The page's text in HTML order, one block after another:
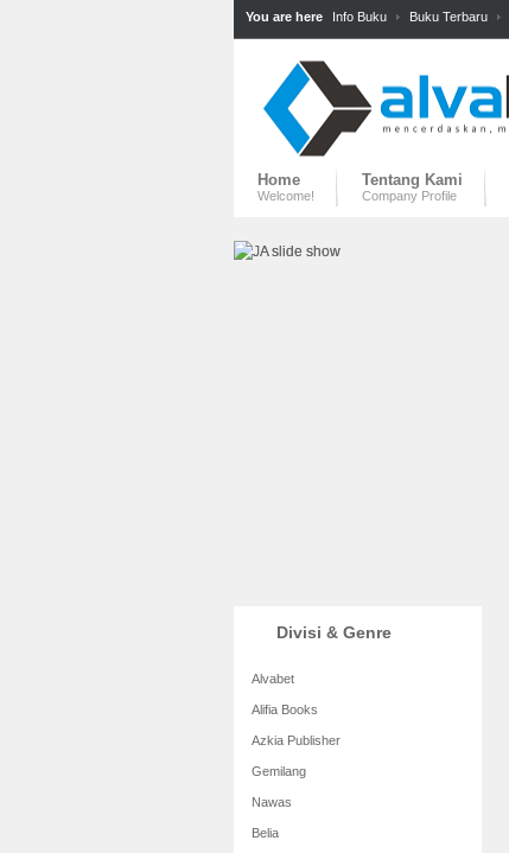
You are here Info Buku Buku Terbaru
Home
Welcome!
Tentang Kami
Company Profile
Divisi & Genre
Alvabet
Alifia Books
Azkia Publisher
Gemilang
Nawas
Belia